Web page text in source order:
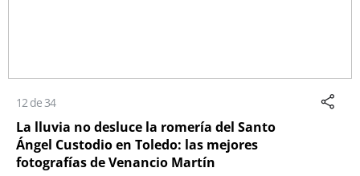
12 de 34
La lluvia no desluce la romería del Santo
Ángel Custodio en Toledo: las mejores
fotografías de Venancio Martín